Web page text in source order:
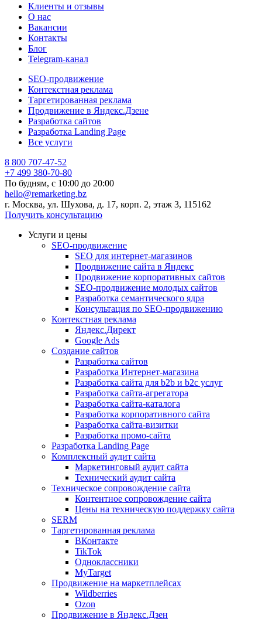
Клиенты и отзывы
О нас
Вакансии
Контакты
Блог
Telegram-канал
SEO-продвижение
Контекстная реклама
Таргетированная реклама
Продвижение в Яндекс.Дзене
Разработка сайтов
Разработка Landing Page
Все услуги
8 800 707-47-52
+7 499 380-70-80
По будням, с 10:00 до 20:00
hello@remarketing.bz
г. Москва, ул. Шухова, д. 17, корп. 2, этаж 3, 115162
Получить консультацию
Услуги и цены
SEO-продвижение
SEO для интернет-магазинов
Продвижение сайта в Яндекс
Продвижение корпоративных сайтов
SEO-продвижение молодых сайтов
Разработка семантического ядра
Консультация по SEO-продвижению
Контекстная реклама
Яндекс.Директ
Google Ads
Создание сайтов
Разработка сайтов
Разработка Интернет-магазина
Разработка сайта для b2b и b2c услуг
Разработка сайта-агрегатора
Разработка сайта-каталога
Разработка корпоративного сайта
Разработка сайта-визитки
Разработка промо-сайта
Разработка Landing Page
Комплексный аудит сайта
Маркетинговый аудит сайта
Технический аудит сайта
Техническое сопровождение сайта
Контентное сопровождение сайта
Цены на техническую поддержку сайта
SERM
Таргетированная реклама
ВКонтакте
TikTok
Одноклассники
MyTarget
Продвижение на маркетплейсах
Wildberries
Ozon
Продвижение в Яндекс.Дзен